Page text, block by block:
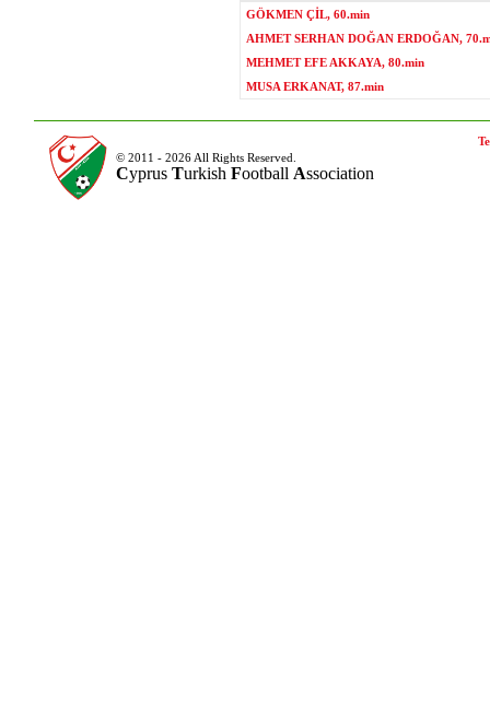
GÖKMEN ÇİL, 60.min
AHMET SERHAN DOĞAN ERDOĞAN,
MEHMET EFE AKKAYA, 80.min
MUSA ERKANAT, 87.min
© 2011 - 2026 All Rights Reserved.
Cyprus Turkish Football Association